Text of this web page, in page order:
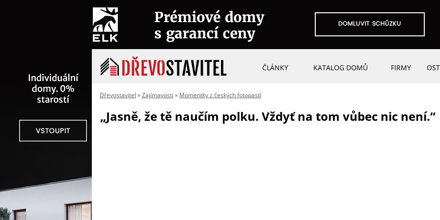
ČLÁNKY KATALOG DOMŮ FIRMY
Dřevostavitel »Zajímavosti » Momentky z českých fotopastí
„Jasně, že tě naučím polku. Vždyť na tom vůbec nic není.“